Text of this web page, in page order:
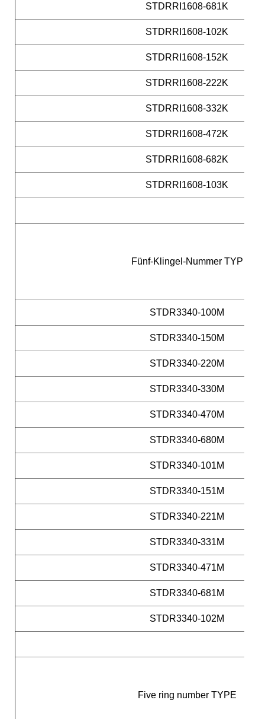
STDRRI1608-681K
STDRRI1608-102K
STDRRI1608-152K
STDRRI1608-222K
STDRRI1608-332K
STDRRI1608-472K
STDRRI1608-682K
STDRRI1608-103K
Fünf-Klingel-Nummer TYP
STDR3340-100M
STDR3340-150M
STDR3340-220M
STDR3340-330M
STDR3340-470M
STDR3340-680M
STDR3340-101M
STDR3340-151M
STDR3340-221M
STDR3340-331M
STDR3340-471M
STDR3340-681M
STDR3340-102M
Five ring number TYPE